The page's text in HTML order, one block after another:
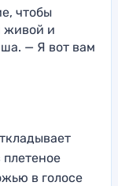
чтобы
живой и
— Я вот вам
в голосе